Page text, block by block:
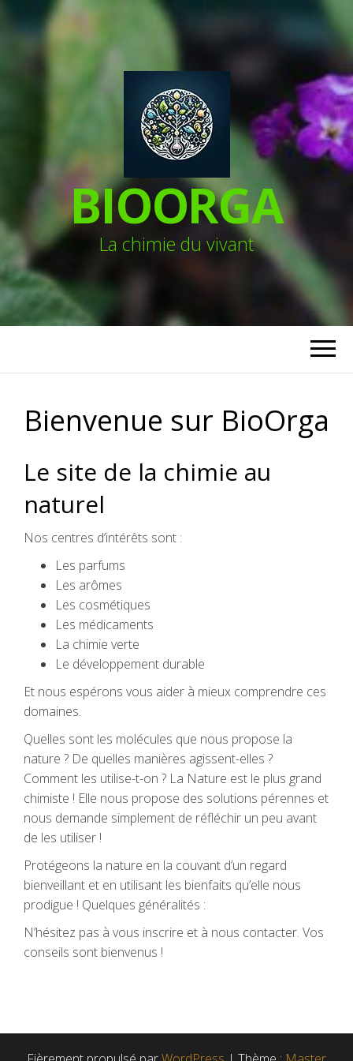
BIOORGA
La chimie du vivant
Bienvenue sur BioOrga
Le site de la chimie au
naturel
Nos centres d’intérêts sont :
Les parfums
Les arômes
Les cosmétiques
Les médicaments
La chimie verte
Le développement durable
Et nous espérons vous aider à mieux comprendre ces
domaines.
Quelles sont les molécules que nous propose la
nature ? De quelles manières agissent-elles ?
Comment les utilise-t-on ? La Nature est le plus grand
chimiste ! Elle nous propose des solutions pérennes et
nous demande simplement de réfléchir un peu avant
de les utiliser !
Protégeons la nature en la couvant d’un regard
bienveillant et en utilisant les bienfaits qu’elle nous
prodigue ! Quelques généralités :
N’hésitez pas à vous inscrire et à nous contacter. Vos
conseils sont bienvenus !